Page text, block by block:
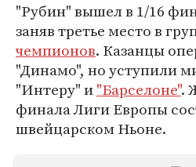
"Рубин" вышел в 1/16
заняв третье место в
чемпионов. Казанцы
"Динамо", но уступили
"Интеру" и"Барселоне".
финала Лиги Европы
швейцарском Ньоне.